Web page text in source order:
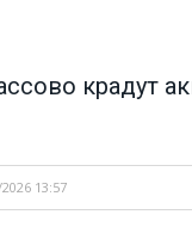
крадут
13:57